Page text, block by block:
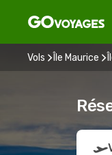
Vols Île Maurice